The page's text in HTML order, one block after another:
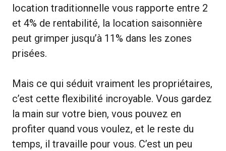
location traditionnelle vous rapporte entre 2
et 4% de rentabilité, la location saisonnière
peut grimper jusqu’à 11% dans les zones
prisées.
Mais ce qui séduit vraiment les propriétaires,
c’est cette flexibilité incroyable. Vous gardez
la main sur votre bien, vous pouvez en
profiter quand vous voulez, et le reste du
temps, il travaille pour vous. C’est un peu